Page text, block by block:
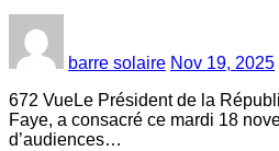
barre solaire Nov 19, 2025
672 VueLe Président de la
Faye, a consacré ce mardi 18
d’audiences…